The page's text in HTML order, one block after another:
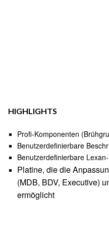
HIGHLIGHTS
Profi-Komponenten
Benutzerdefinierbare
Benutzerdefinierbare
Platine, die die
(MDB, BDV, Executive)
ermöglicht